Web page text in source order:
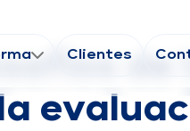
Clientesde
la